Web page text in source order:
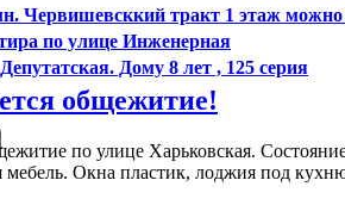
общежитие!
по улице Харьковская.
мебель. Окна пластик, лоджия под
Червишевсккий тракт 1 этаж
по улице Инженерная
Дому 8 лет , 125 серия